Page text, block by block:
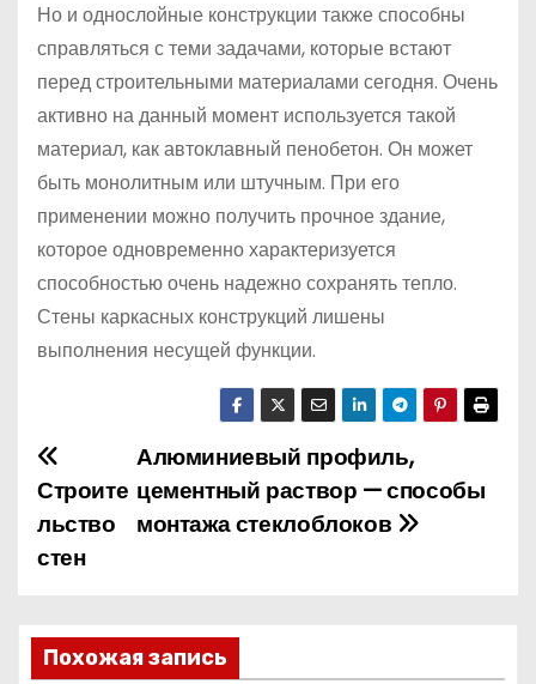
Но и однослойные конструкции также способны
справляться с теми задачами, которые встают
перед строительными материалами сегодня. Очень
активно на данный момент используется такой
материал, как автоклавный пенобетон. Он может
быть монолитным или штучным. При его
применении можно получить прочное здание,
которое одновременно характеризуется
способностью очень надежно сохранять тепло.
Стены каркасных конструкций лишены
выполнения несущей функции.
Н
а
в
г
Алюминиевый профиль,
цементный раствор — способы
монтажа стеклоблоков
Строите
льство
стен
Похожая запись